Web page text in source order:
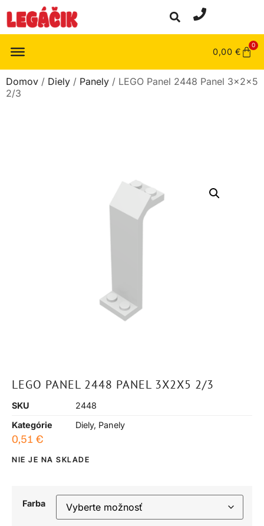
0,00 €
0
Domov / Diely / Panely / LEGO Panel 2448 Panel 3x2x5
2/3
LEGO PANEL 2448 PANEL 3X2X5 2/3
SKU
2448
Kategórie
Diely, Panely
0,51 €
NIE JE NA SKLADE
Farba